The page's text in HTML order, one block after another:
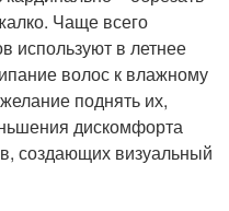
Стрижка вместо
некомфортной длины
Чаще всего
используют в летнее
волос к влажному
поднять их,
дискомфорта
создающих визуальный